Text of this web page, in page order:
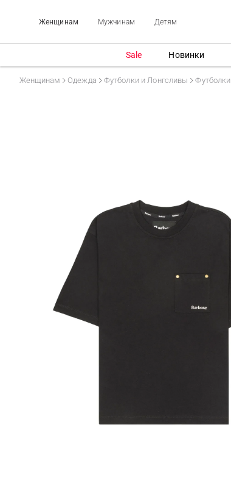
Женщинам Мужчинам Детям
Sale Новинки
Женщинам Одежда Футболки и Лонгсливы Футболки